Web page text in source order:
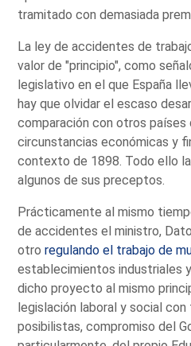
tramitado con demasiada
La ley de accidentes de
valor de "principio", como
legislativo en el que España
hay que olvidar el escaso
comparación con otros países
circunstancias económicas y
contexto de 1898. Todo ello
algunos de sus preceptos.
Prácticamente al mismo
de accidentes el ministro,
otroregulando el trabajo de
establecimientos industriales
dicho proyecto al mismo
legislación laboral y social
posibilistas, compromiso del